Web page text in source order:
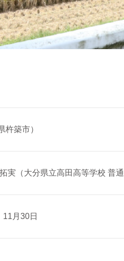
杵築市）
実（大分県立高田高等学校 普
月30日